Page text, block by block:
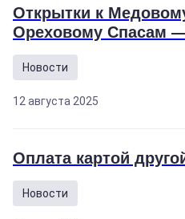
Открытки к
Ореховому Спасам
Новости
12 августа 2025
Оплата картой
Новости